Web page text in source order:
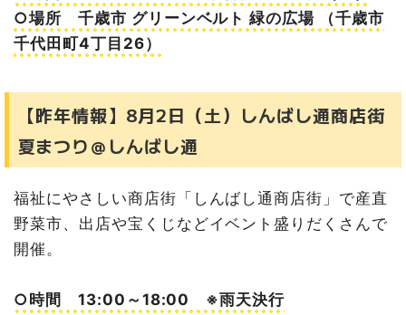
○場所 千歳市 グリーンベルト 緑の広場 （千歳市
千代田町4丁目26）
【昨年情報】8月2日（土）しんばし通商店街
夏まつり＠しんばし通
福祉にやさしい商店街「しんばし通商店街」で産直
野菜市、出店や宝くじなどイベント盛りだくさんで
開催。
○時間 13:00～18:00 ※雨天決行